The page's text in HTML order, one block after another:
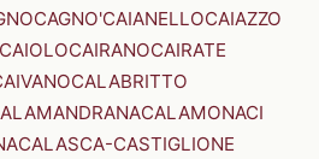
CAGNO'CAIANELLOCAIAZZO
CAIOLOCAIRANOCAIRATE
CALABRITTO
CALAMONACI
CALASCA-CASTIGLIONE